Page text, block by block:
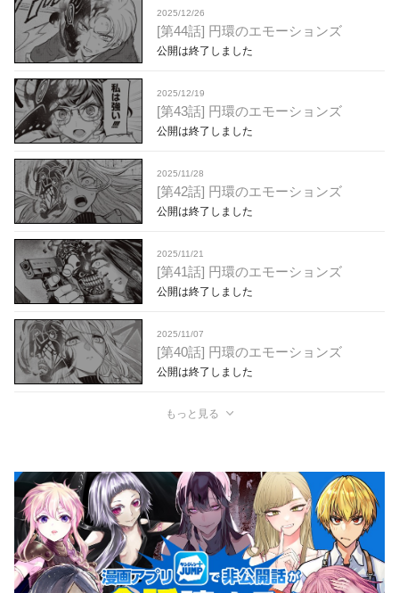
2025/12/26
[第44話] 円環のエモーションズ
公開は終了しました
2025/12/19
[第43話] 円環のエモーションズ
公開は終了しました
2025/11/28
[第42話] 円環のエモーションズ
公開は終了しました
2025/11/21
[第41話] 円環のエモーションズ
公開は終了しました
2025/11/07
[第40話] 円環のエモーションズ
公開は終了しました
もっと見る